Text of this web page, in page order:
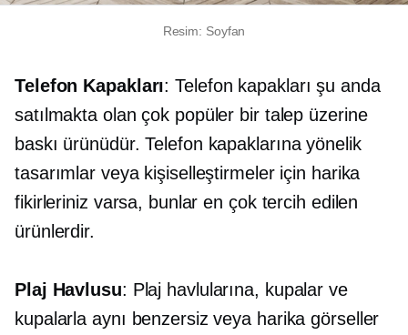
Resim: Soyfan
Telefon Kapakları: Telefon kapakları şu anda
satılmakta olan çok popüler bir talep üzerine
baskı ürünüdür. Telefon kapaklarına yönelik
tasarımlar veya kişiselleştirmeler için harika
fikirleriniz varsa, bunlar en çok tercih edilen
ürünlerdir.
Plaj Havlusu: Plaj havlularına, kupalar ve
kupalarla aynı benzersiz veya harika görseller